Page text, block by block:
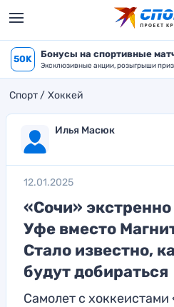
50K Бонусы на спортивные
Эксклюзивные акции, розыгрыши
Спорт Хоккей
Илья Масюк
12.01.2025
«Сочи»
Уфе вместо
Стало известно,
будут добираться
Самолет с